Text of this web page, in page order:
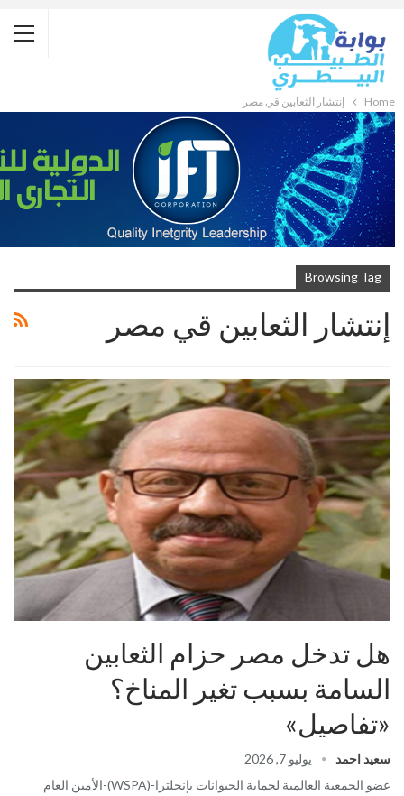
Home إنتشار الثعابين قي مصر
Browsing Tag
إنتشار الثعابين قي مصر
هل تدخل مصر حزام الثعابين
السامة بسبب تغير المناخ؟
«تفاصيل»
سعيد احمد
يوليو 7, 2026
عضو الجمعية العالمية لحماية الحيوانات بإنجلترا-(WSPA)-الأمين العام